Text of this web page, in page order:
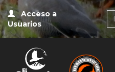
Acceso a
Usuarios